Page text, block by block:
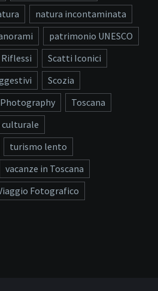
natura incontaminata
patrimonio UNESCO
Riflessi
Scatti Iconici
Scozia
Toscana
turismo lento
vacanze in Toscana
Fotografico